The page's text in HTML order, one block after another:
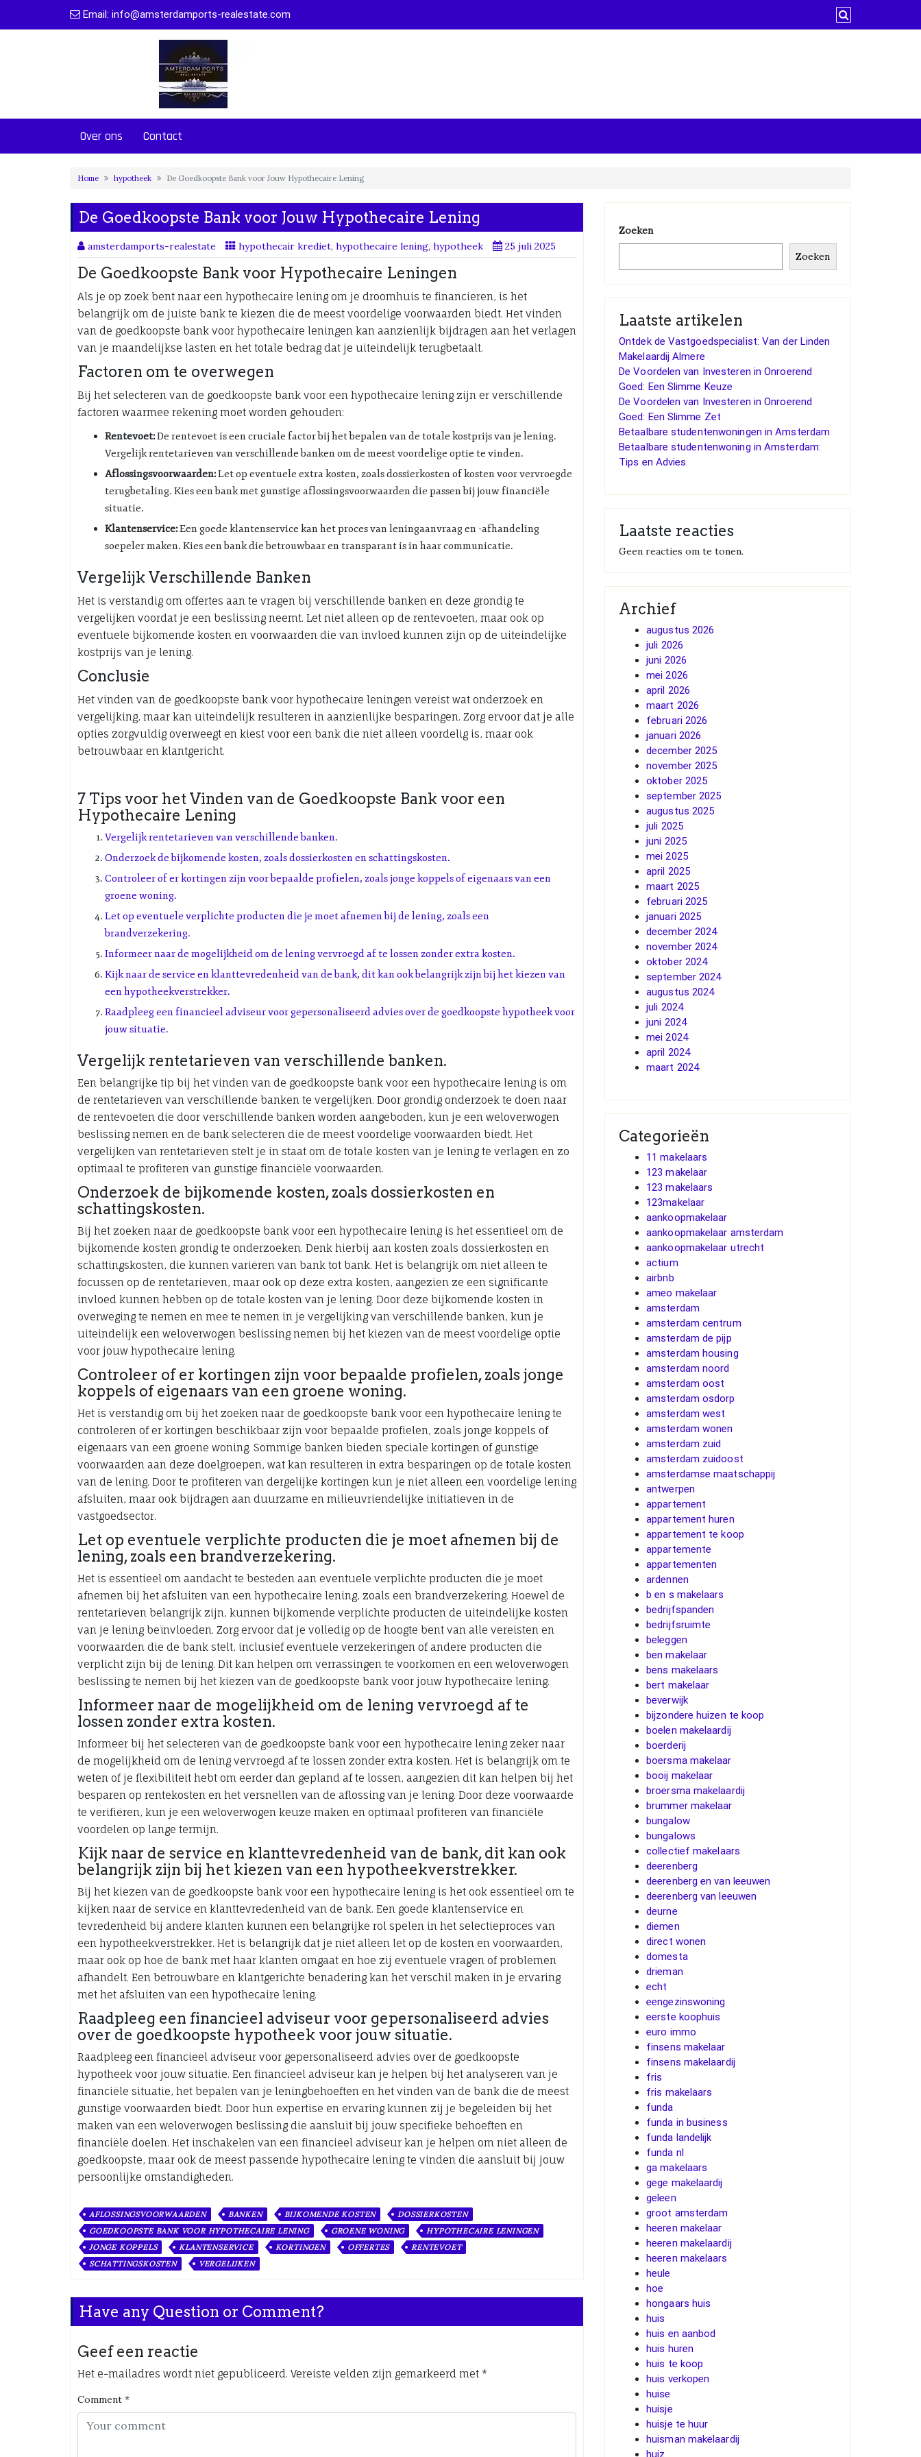
Email: info@amsterdamports-realestate.com
Over ons Contact
Home hypotheek De Goedkoopste Bank voor Jouw Hypothecaire Lening
De Goedkoopste Bank voor Jouw Hypothecaire Lening
amsterdamports-realestate hypothecair krediet, hypothecaire lening, hypotheek 25 juli 2025
De Goedkoopste Bank voor Hypothecaire Leningen
Als je op zoek bent naar een hypothecaire lening om je droomhuis te financieren, is het
belangrijk om de juiste bank te kiezen die de meest voordelige voorwaarden biedt. Het vinden
van de goedkoopste bank voor hypothecaire leningen kan aanzienlijk bijdragen aan het verlagen
van je maandelijkse lasten en het totale bedrag dat je uiteindelijk terugbetaalt.
Factoren om te overwegen
Bij het selecteren van de goedkoopste bank voor een hypothecaire lening zijn er verschillende
factoren waarmee rekening moet worden gehouden:
Rentevoet:De rentevoet is een cruciale factor bij het bepalen van de totale kostprijs van je lening.
Vergelijk rentetarieven van verschillende banken om de meest voordelige optie te vinden.
Aflossingsvoorwaarden:Let op eventuele extra kosten, zoals dossierkosten of kosten voor vervroegde
terugbetaling. Kies een bank met gunstige aflossingsvoorwaarden die passen bij jouw financiële
situatie.
Klantenservice:Een goede klantenservice kan het proces van leningaanvraag en -afhandeling
soepeler maken. Kies een bank die betrouwbaar en transparant is in haar communicatie.
Vergelijk Verschillende Banken
Het is verstandig om offertes aan te vragen bij verschillende banken en deze grondig te
vergelijken voordat je een beslissing neemt. Let niet alleen op de rentevoeten, maar ook op
eventuele bijkomende kosten en voorwaarden die van invloed kunnen zijn op de uiteindelijke
kostprijs van je lening.
Conclusie
Het vinden van de goedkoopste bank voor hypothecaire leningen vereist wat onderzoek en
vergelijking, maar kan uiteindelijk resulteren in aanzienlijke besparingen. Zorg ervoor dat je alle
opties zorgvuldig overweegt en kiest voor een bank die niet alleen voordelig is, maar ook
betrouwbaar en klantgericht.
7 Tips voor het Vinden van de Goedkoopste Bank voor een
Hypothecaire Lening
Vergelijk rentetarieven van verschillende banken.
Onderzoek de bijkomende kosten, zoals dossierkosten en schattingskosten.
Controleer of er kortingen zijn voor bepaalde profielen, zoals jonge koppels of eigenaars van een
groene woning.
Let op eventuele verplichte producten die je moet afnemen bij de lening, zoals een
brandverzekering.
Informeer naar de mogelijkheid om de lening vervroegd af te lossen zonder extra kosten.
Kijk naar de service en klanttevredenheid van de bank, dit kan ook belangrijk zijn bij het kiezen van
een hypotheekverstrekker.
Raadpleeg een financieel adviseur voor gepersonaliseerd advies over de goedkoopste hypotheek voor
jouw situatie.
Vergelijk rentetarieven van verschillende banken.
Een belangrijke tip bij het vinden van de goedkoopste bank voor een hypothecaire lening is om
de rentetarieven van verschillende banken te vergelijken. Door grondig onderzoek te doen naar
de rentevoeten die door verschillende banken worden aangeboden, kun je een weloverwogen
beslissing nemen en de bank selecteren die de meest voordelige voorwaarden biedt. Het
vergelijken van rentetarieven stelt je in staat om de totale kosten van je lening te verlagen en zo
optimaal te profiteren van gunstige financiële voorwaarden.
Onderzoek de bijkomende kosten, zoals dossierkosten en
schattingskosten.
Bij het zoeken naar de goedkoopste bank voor een hypothecaire lening is het essentieel om de
bijkomende kosten grondig te onderzoeken. Denk hierbij aan kosten zoals dossierkosten en
schattingskosten, die kunnen variëren van bank tot bank. Het is belangrijk om niet alleen te
focussen op de rentetarieven, maar ook op deze extra kosten, aangezien ze een significante
invloed kunnen hebben op de totale kosten van je lening. Door deze bijkomende kosten in
overweging te nemen en mee te nemen in je vergelijking van verschillende banken, kun je
uiteindelijk een weloverwogen beslissing nemen bij het kiezen van de meest voordelige optie
voor jouw hypothecaire lening.
Controleer of er kortingen zijn voor bepaalde profielen, zoals jonge
koppels of eigenaars van een groene woning.
Het is verstandig om bij het zoeken naar de goedkoopste bank voor een hypothecaire lening te
controleren of er kortingen beschikbaar zijn voor bepaalde profielen, zoals jonge koppels of
eigenaars van een groene woning. Sommige banken bieden speciale kortingen of gunstige
voorwaarden aan deze doelgroepen, wat kan resulteren in extra besparingen op de totale kosten
van de lening. Door te profiteren van dergelijke kortingen kun je niet alleen een voordelige lening
afsluiten, maar ook bijdragen aan duurzame en milieuvriendelijke initiatieven in de
vastgoedsector.
Let op eventuele verplichte producten die je moet afnemen bij de
lening, zoals een brandverzekering.
Het is essentieel om aandacht te besteden aan eventuele verplichte producten die je moet
afnemen bij het afsluiten van een hypothecaire lening, zoals een brandverzekering. Hoewel de
rentetarieven belangrijk zijn, kunnen bijkomende verplichte producten de uiteindelijke kosten
van je lening beïnvloeden. Zorg ervoor dat je volledig op de hoogte bent van alle vereisten en
voorwaarden die de bank stelt, inclusief eventuele verzekeringen of andere producten die
verplicht zijn bij de lening. Dit kan helpen om verrassingen te voorkomen en een weloverwogen
beslissing te nemen bij het kiezen van de goedkoopste bank voor jouw hypothecaire lening.
Informeer naar de mogelijkheid om de lening vervroegd af te
lossen zonder extra kosten.
Informeer bij het selecteren van de goedkoopste bank voor een hypothecaire lening zeker naar
de mogelijkheid om de lening vervroegd af te lossen zonder extra kosten. Het is belangrijk om te
weten of je flexibiliteit hebt om eerder dan gepland af te lossen, aangezien dit kan helpen bij het
besparen op rentekosten en het versnellen van de aflossing van je lening. Door deze voorwaarde
te verifiëren, kun je een weloverwogen keuze maken en optimaal profiteren van financiële
voordelen op lange termijn.
Kijk naar de service en klanttevredenheid van de bank, dit kan ook
belangrijk zijn bij het kiezen van een hypotheekverstrekker.
Bij het kiezen van de goedkoopste bank voor een hypothecaire lening is het ook essentieel om te
kijken naar de service en klanttevredenheid van de bank. Een goede klantenservice en
tevredenheid bij andere klanten kunnen een belangrijke rol spelen in het selectieproces van
een hypotheekverstrekker. Het is belangrijk dat je niet alleen let op de kosten en voorwaarden,
maar ook op hoe de bank met haar klanten omgaat en hoe zij eventuele vragen of problemen
afhandelt. Een betrouwbare en klantgerichte benadering kan het verschil maken in je ervaring
met het afsluiten van een hypothecaire lening.
Raadpleeg een financieel adviseur voor gepersonaliseerd advies
over de goedkoopste hypotheek voor jouw situatie.
Raadpleeg een financieel adviseur voor gepersonaliseerd advies over de goedkoopste
hypotheek voor jouw situatie. Een financieel adviseur kan je helpen bij het analyseren van je
financiële situatie, het bepalen van je leningbehoeften en het vinden van de bank die de meest
gunstige voorwaarden biedt. Door hun expertise en ervaring kunnen zij je begeleiden bij het
maken van een weloverwogen beslissing die aansluit bij jouw specifieke behoeften en
financiële doelen. Het inschakelen van een financieel adviseur kan je helpen om niet alleen de
goedkoopste, maar ook de meest passende hypothecaire lening te vinden die aansluit bij jouw
persoonlijke omstandigheden.
AFLOSSINGSVOORWAARDEN BANKEN BIJKOMENDE KOSTEN
DOSSIERKOSTEN
GOEDKOOPSTE BANK VOOR HYPOTHECAIRE LENING
GROENE WONING
HYPOTHECAIRE LENINGEN
JONGE KOPPELS
KLANTENSERVICE KORTINGEN OFFERTES
RENTEVOET
SCHATTINGSKOSTEN
VERGELIJKEN
Have any Question or Comment?
Geef een reactie
Het e-mailadres wordt niet gepubliceerd. Vereiste velden zijn gemarkeerd met *
Comment *
Zoeken
Zoeken
Laatste artikelen
Ontdek de Vastgoedspecialist: Van der Linden
Makelaardij Almere
De Voordelen van Investeren in Onroerend
Goed: Een Slimme Keuze
De Voordelen van Investeren in Onroerend
Goed: Een Slimme Zet
Betaalbare studentenwoningen in Amsterdam
Betaalbare studentenwoning in Amsterdam:
Tips en Advies
Laatste reacties
Geen reacties om te tonen.
Archief
augustus 2026
juli 2026
juni 2026
mei 2026
april 2026
maart 2026
februari 2026
januari 2026
december 2025
november 2025
oktober 2025
september 2025
augustus 2025
juli 2025
juni 2025
mei 2025
april 2025
maart 2025
februari 2025
januari 2025
december 2024
november 2024
oktober 2024
september 2024
augustus 2024
juli 2024
juni 2024
mei 2024
april 2024
maart 2024
Categorieën
11 makelaars
123 makelaar
123 makelaars
123makelaar
aankoopmakelaar
aankoopmakelaar amsterdam
aankoopmakelaar utrecht
actium
airbnb
ameo makelaar
amsterdam
amsterdam centrum
amsterdam de pijp
amsterdam housing
amsterdam noord
amsterdam oost
amsterdam osdorp
amsterdam west
amsterdam wonen
amsterdam zuid
amsterdam zuidoost
amsterdamse maatschappij
antwerpen
appartement
appartement huren
appartement te koop
appartemente
appartementen
ardennen
b en s makelaars
bedrijfspanden
bedrijfsruimte
beleggen
ben makelaar
bens makelaars
bert makelaar
beverwijk
bijzondere huizen te koop
boelen makelaardij
boerderij
boersma makelaar
booij makelaar
broersma makelaardij
brummer makelaar
bungalow
bungalows
collectief makelaars
deerenberg
deerenberg en van leeuwen
deerenberg van leeuwen
deurne
diemen
direct wonen
domesta
drieman
echt
eengezinswoning
eerste koophuis
euro immo
finsens makelaar
finsens makelaardij
fris
fris makelaars
funda
funda in business
funda landelijk
funda nl
ga makelaars
gege makelaardij
geleen
groot amsterdam
heeren makelaar
heeren makelaardij
heeren makelaars
heule
hoe
hongaars huis
huis
huis en aanbod
huis huren
huis te koop
huis verkopen
huise
huisje
huisje te huur
huisman makelaardij
huiz